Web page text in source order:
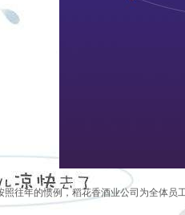
照往年的惯例，稻花香酒业公司为全体员